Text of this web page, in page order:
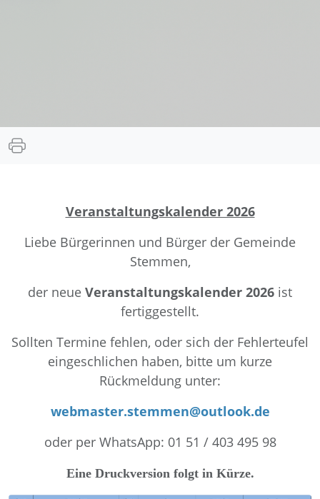
Veranstaltungskalender 2026
Liebe Bürgerinnen und Bürger der Gemeinde
Stemmen,
der neue Veranstaltungskalender 2026 ist
fertiggestellt.
Sollten Termine fehlen, oder sich der Fehlerteufel
eingeschlichen haben, bitte um kurze
Rückmeldung unter:
webmaster.stemmen@outlook.de
oder per WhatsApp: 01 51 / 403 495 98
Eine Druckversion folgt in Kürze.